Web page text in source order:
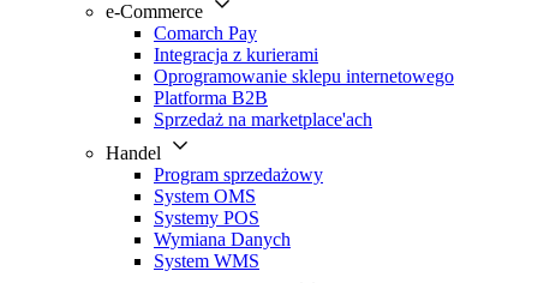
e-Commerce
Comarch Pay
Integracja z kurierami
Oprogramowanie sklepu internetowego
Platforma B2B
Sprzedaż na marketplace'ach
Handel
Program sprzedażowy
System OMS
Systemy POS
Wymiana Danych
System WMS